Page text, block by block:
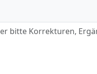
bitte Korrekturen,